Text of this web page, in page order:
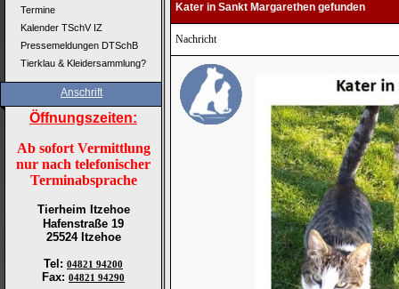
Termine
Kalender TSchV IZ
Pressemeldungen DTSchB
Tierklau & Kleidersammlung?
Anschrift
Öffnungszeiten:
Ab sofort Vermittlung
nur nach telefonischer
Terminabsprache
Tierheim Itzehoe
Hafenstraße 19
25524 Itzehoe
Tel : 04821 94200
Fax: 04821 94290
Kater in Sankt Margarethen gefunden
Nachricht